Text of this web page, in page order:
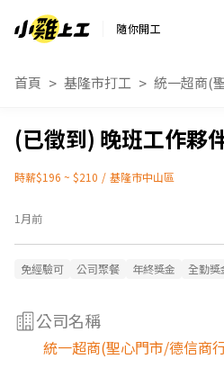
隨你開工
首頁 基隆市打工 統一超商(
晚班工作夥
時薪$196 ~ $210 / 基隆市中山區
1月前
免經驗可 公司聚餐 年終獎金 全勤獎
公司名稱
統一超商(聖心門市/德信商